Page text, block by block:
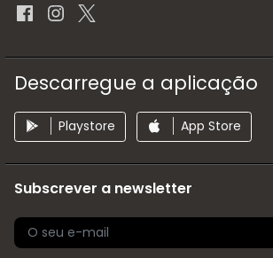
Descarregue a aplicação
Playstore App Store
Subscrever a newsletter